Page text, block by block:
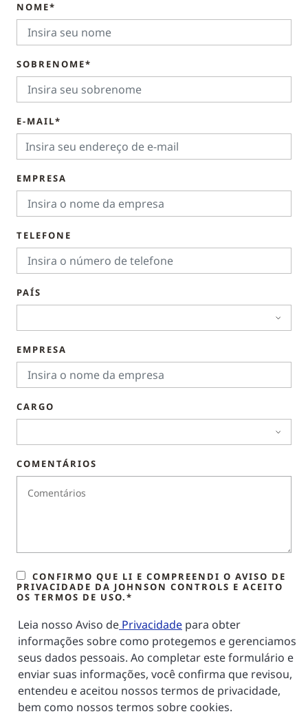
NOME*
SOBRENOME*
E-MAIL*
EMPRESA
TELEFONE
PAÍS
EMPRESA
CARGO
COMENTÁRIOS
CONFIRMO QUE LI E COMPREENDI O AVISO DE
PRIVACIDADE DA JOHNSON CONTROLS E ACEITO
OS TERMOS DE USO.*
Leia nosso Aviso de Privacidade para obter
informações sobre como protegemos e gerenciamos
seus dados pessoais. Ao completar este formulário e
enviar suas informações, você confirma que revisou,
entendeu e aceitou nossos termos de privacidade,
bem como nossos termos sobre cookies.